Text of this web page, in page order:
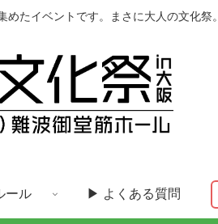
たイベントです。まさに大人の文化祭。
ール ▶︎ よくある質問